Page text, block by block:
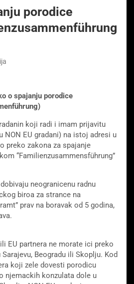
porodice
porodice
koji radi i imam prijavitu
NON EU gradani) na istoj adresi u
preko zakona za spajanje
“Familienzusammensführung”
neogranicenu radnu
biroa za strance na
prav na boravak od 5 godina,
EU partnera ne morate ici preko
Beogradu ili Skoplju. Kod
koji zele dovesti porodicu
njemackih konzulata dole u